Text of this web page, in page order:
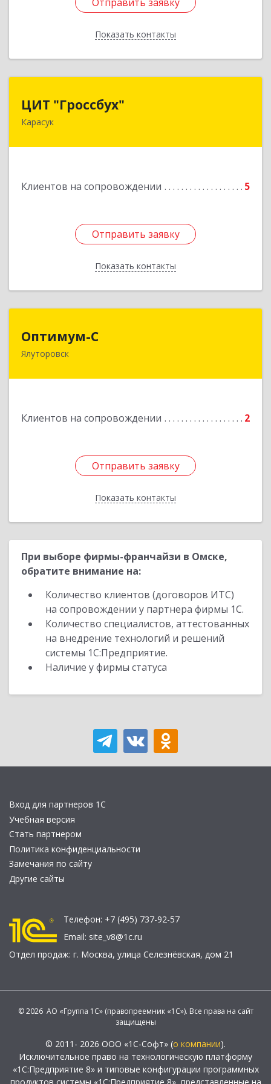
Показать контакты
Назад
ЦИТ "Гроссбух"
Карасук
Клиентов на сопровождении 5
Отправить заявку
Показать контакты
632861, Новосибирская обл, Карасукский р-н,
Отправить заявку
Назад
Оптимум-С
Ялуторовск
Клиентов на сопровождении 2
Отправить заявку
Показать контакты
Отправить заявку
Назад
При выборе фирмы-франчайзи в Омске,
обратите внимание на:
Количество клиентов (договоров ИТС)
на сопровождении у партнера фирмы 1С.
Количество специалистов, аттестованных
на внедрение технологий и решений
системы 1С:Предприятие.
Наличие у фирмы статуса
Вход для партнеров 1С
Учебная версия
Стать партнером
Политика конфиденциальности
Замечания по сайту
Другие сайты
Телефон: +7 (495) 737-92-57
Email: site_v8@1c.ru
Отдел продаж: г. Москва, улица Селезнёвская, дом 21
© 2026 АО «Группа 1С» (правопреемник «1С»). Все права на сайт
защищены
© 2011- 2026 ООО «1С-Софт» (о компании).
Исключительное право на технологическую платформу
«1С:Предприятие 8» и типовые конфигурации программных